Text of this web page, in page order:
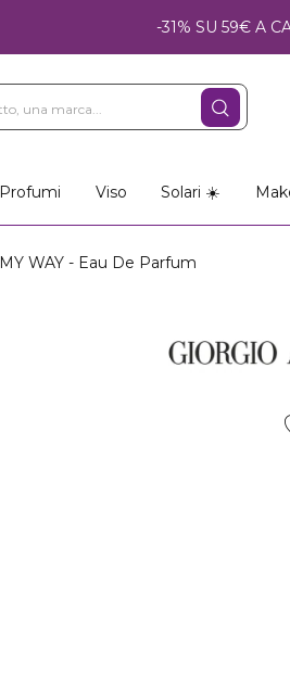
-31% SU 59€ A
Profumi Viso Solari ☀️
MY WAY - Eau De Parfum